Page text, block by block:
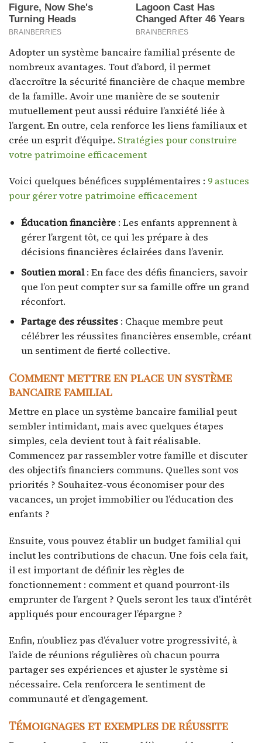
Adopter un système bancaire familial présente de
nombreux avantages. Tout d’abord, il permet
d’accroître la sécurité financière de chaque membre
de la famille. Avoir une manière de se soutenir
mutuellement peut aussi réduire l’anxiété liée à
l’argent. En outre, cela renforce les liens familiaux et
crée un esprit d’équipe. Stratégies pour construire
votre patrimoine efficacement
Voici quelques bénéfices supplémentaires : 9 astuces
pour gérer votre patrimoine efficacement
Éducation financière: Les enfants apprennent à
gérer l’argent tôt, ce qui les prépare à des
décisions financières éclairées dans l’avenir.
Soutien moral: En face des défis financiers, savoir
que l’on peut compter sur sa famille offre un grand
réconfort.
Partage des réussites: Chaque membre peut
célébrer les réussites financières ensemble, créant
un sentiment de fierté collective.
Comment mettre en place un système
bancaire familial
Mettre en place un système bancaire familial peut
sembler intimidant, mais avec quelques étapes
simples, cela devient tout à fait réalisable.
Commencez par rassembler votre famille et discuter
des objectifs financiers communs. Quelles sont vos
priorités ? Souhaitez-vous économiser pour des
vacances, un projet immobilier ou l’éducation des
enfants ?
Ensuite, vous pouvez établir un budget familial qui
inclut les contributions de chacun. Une fois cela fait,
il est important de définir les règles de
fonctionnement : comment et quand pourront-ils
emprunter de l’argent ? Quels seront les taux d’intérêt
appliqués pour encourager l’épargne ?
Enfin, n’oubliez pas d’évaluer votre progressivité, à
l’aide de réunions régulières où chacun pourra
partager ses expériences et ajuster le système si
nécessaire. Cela renforcera le sentiment de
communauté et d’engagement.
Témoignages et exemples de réussite